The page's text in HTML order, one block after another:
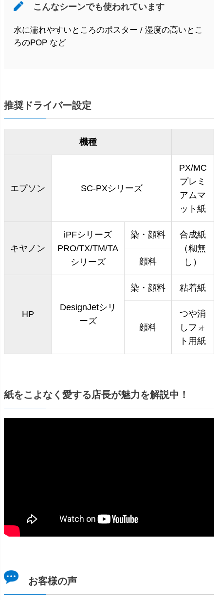
こんなシーンでも使われています
水に濡れやすいところのポスター / 湿度の高いとこ
ろのPOP など
推奨ドライバー設定
機種
エプソン SC-PXシリーズ
PX/MC
プレミ
アムマ
ット紙
キヤノン
iPFシリーズ
PRO/TX/TM/TA
シリーズ
染・顔料
合成紙
（糊無
し）
顔料
HP
DesignJetシリ
ーズ
染・顔料 粘着紙
顔料
つや消
しフォ
ト用紙
紙をこよなく愛する店長が魅力を解説中！
お客様の声